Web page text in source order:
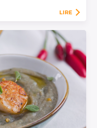
LIRE